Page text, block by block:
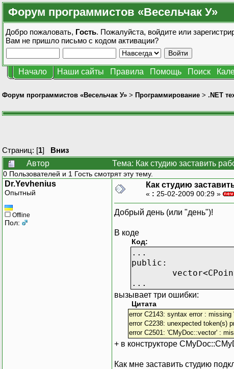
Форум программистов «Весельчак У»
Добро пожаловать, Гость. Пожалуйста, войдите или
Вам не пришло письмо с кодом активации?
Начало Наши сайты Правила Помощь Поиск
Форум программистов «Весельчак У» > Программирование > .NET
Страниц: [1] Вниз
Автор
Тема: Как студию заставить
0 Пользователей и 1 Гость смотрят эту тему.
Dr.Yevhenius
Опытный
Offline
Пол:
Как студию
« : 25-02-2009 00:29 »
Добрый день (или "день")!
В коде
Код:
...
public:
...
вызывает три ошибки:
Цитата
error C2143: syntax error : missing
error C2238: unexpected token(s)
error C2501: 'CMyDoc::vector' :
+ в конструкторе
Как мне заставить студию